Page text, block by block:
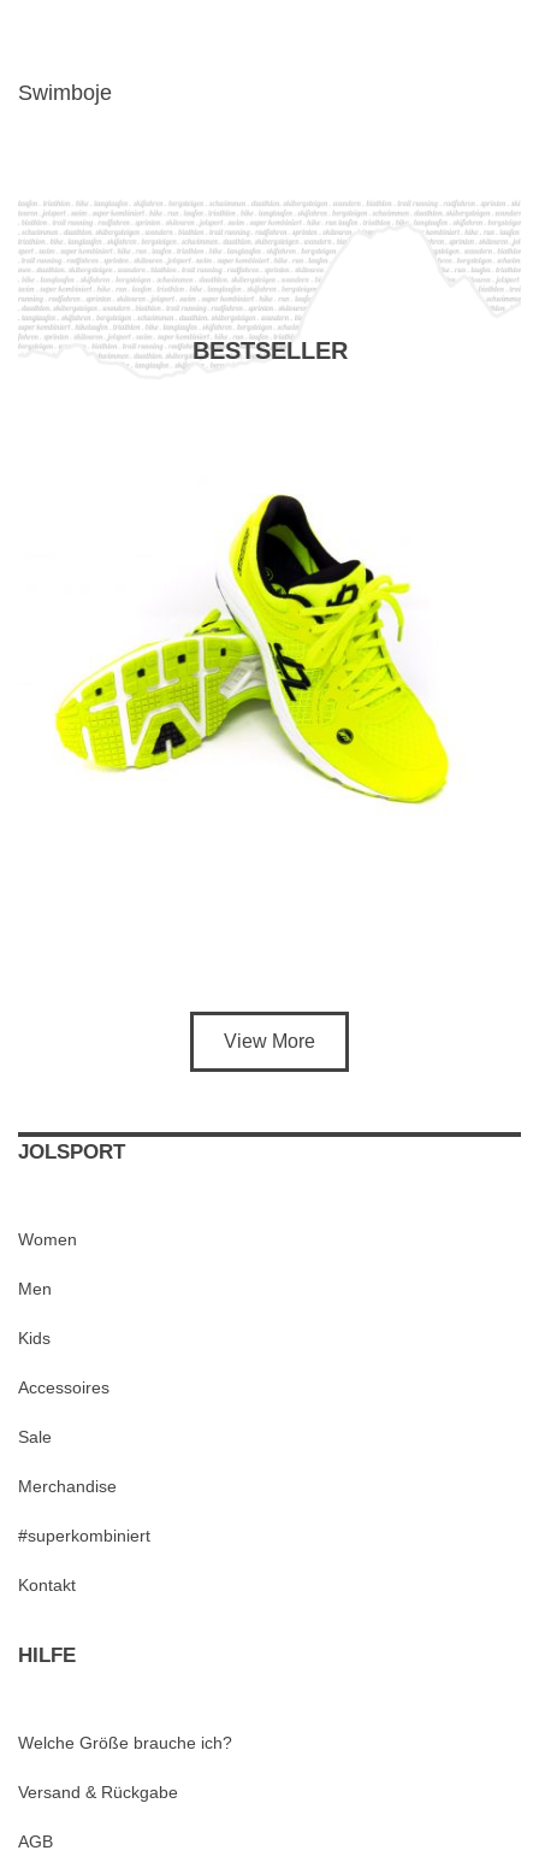
Swimboje
BESTSELLER
View More
JOLSPORT
Women
Men
Kids
Accessoires
Sale
Merchandise
#superkombiniert
Kontakt
HILFE
Welche Größe brauche ich?
Versand & Rückgabe
AGB